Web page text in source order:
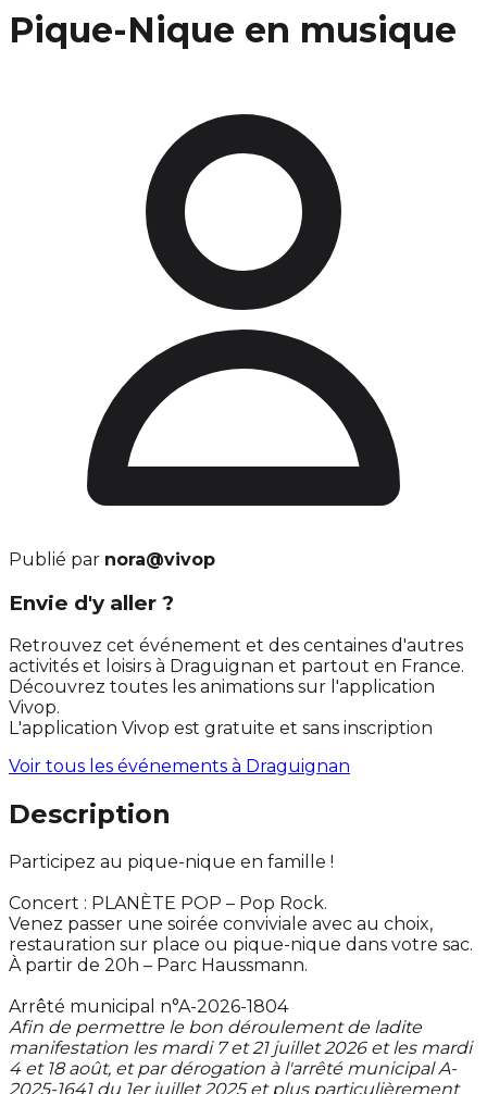
Pique-Nique en musique
Publié par nora@vivop
Envie d'y aller ?
Retrouvez cet événement et des centaines d'autres
activités et loisirs à Draguignan et partout en France.
Découvrez toutes les animations sur l'application
Vivop.
L'application Vivop est gratuite et sans inscription
Voir tous les événements à Draguignan
Description
Participez au pique-nique en famille !
Concert : PLANÈTE POP – Pop Rock.
Venez passer une soirée conviviale avec au choix,
restauration sur place ou pique-nique dans votre sac.
À partir de 20h – Parc Haussmann.
Arrêté municipal n°A-2026-1804
Afin de permettre le bon déroulement de ladite
manifestation les mardi 7 et 21 juillet 2026 et les mardi
4 et 18 août, et par dérogation à l'arrêté municipal A-
2025-1641 du 1er juillet 2025 et plus particulièrement